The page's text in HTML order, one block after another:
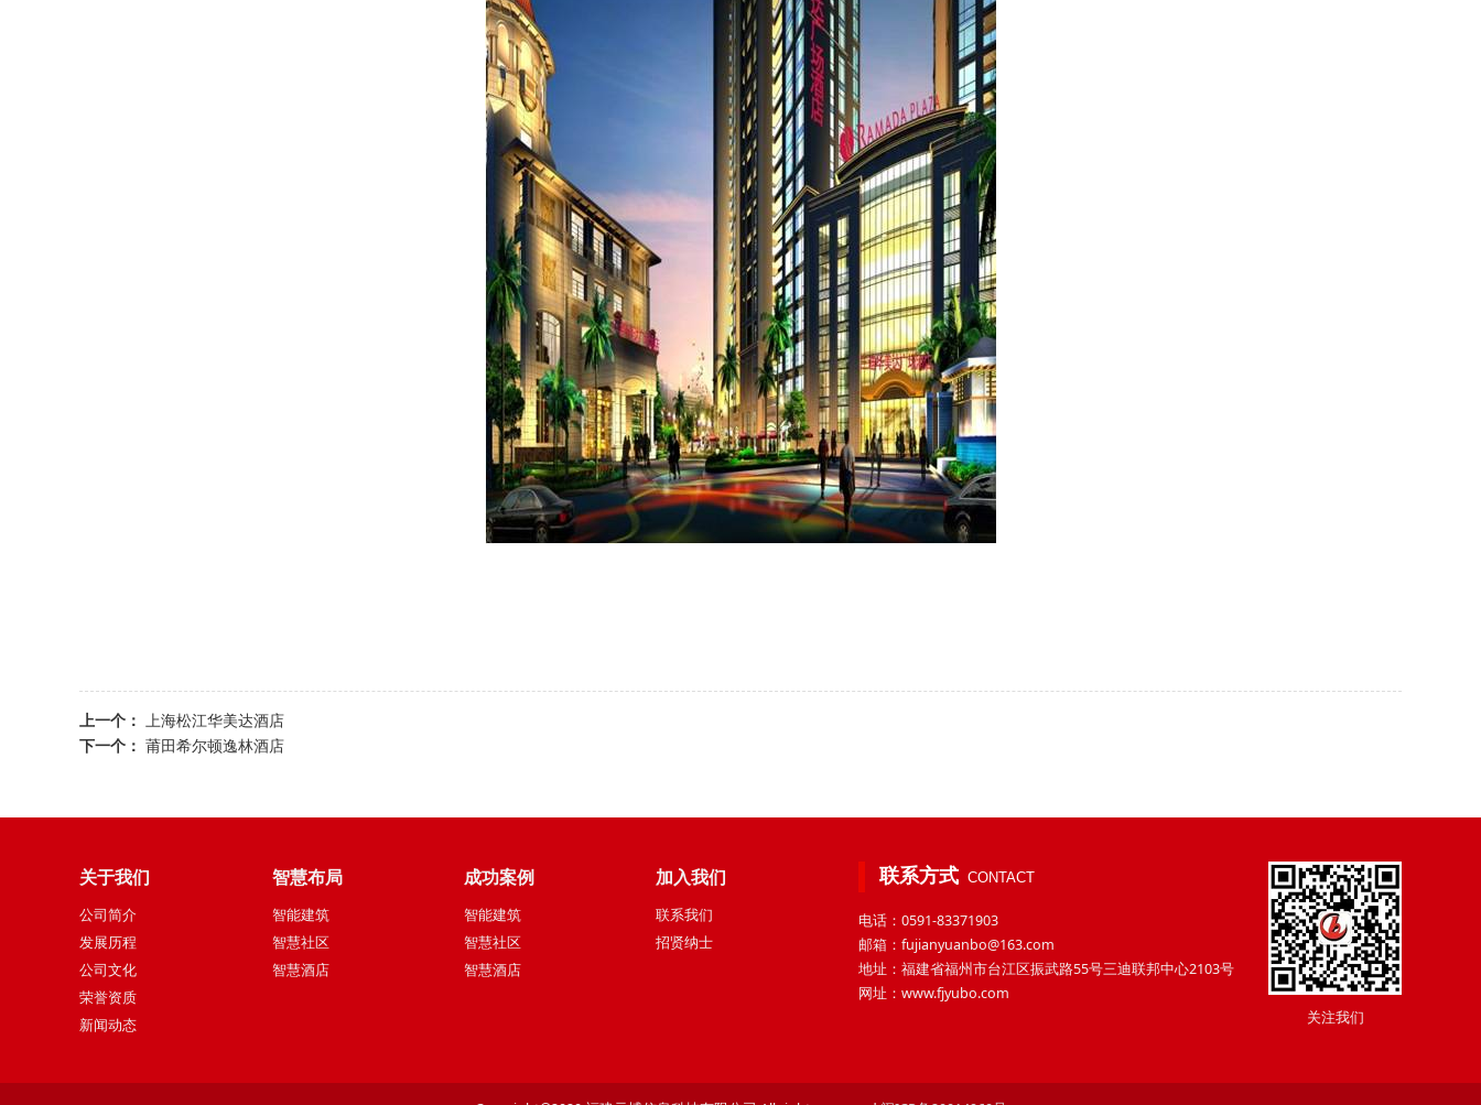
上一个： 上海松江华美达酒店
下一个： 莆田希尔顿逸林酒店
关于我们
公司简介
发展历程
公司文化
荣誉资质
新闻动态
智慧布局
智能建筑
智慧社区
智慧酒店
成功案例
智能建筑
智慧社区
智慧酒店
加入我们
联系我们
招贤纳士
联系方式 CONTACT
电话：0591-83371903
邮箱：fujianyuanbo@163.com
地址：福建省福州市台江区振武路55号三迪联邦中心2103号
网址：www.fjyubo.com
关注我们